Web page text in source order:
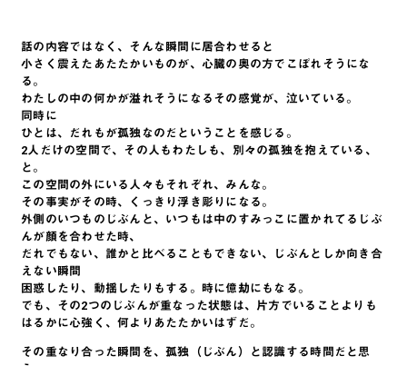
話の内容ではなく、そんな瞬間に居合わせると
小さく震えたあたたかいものが、心臓の奥の方でこぼれそうにな
る。
わたしの中の何かが溢れそうになるその感覚が、泣いている。
同時に
ひとは、だれもが孤独なのだということを感じる。
2人だけの空間で、その人もわたしも、別々の孤独を抱えている、
と。
この空間の外にいる人々もそれぞれ、みんな。
その事実がその時、くっきり浮き彫りになる。
外側のいつものじぶんと、いつもは中のすみっこに置かれてるじぶ
んが顔を合わせた時、
だれでもない、誰かと比べることもできない、じぶんとしか向き合
えない瞬間
困惑したり、動揺したりもする。時に億劫にもなる。
でも、その2つのじぶんが重なった状態は、片方でいることよりも
はるかに心強く、何よりあたたかいはずだ。
その重なり合った瞬間を、孤独（じぶん）と認識する時間だと思